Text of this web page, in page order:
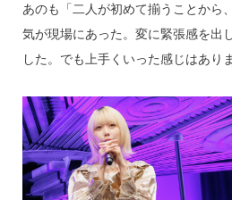
あのも「二人が初めて揃うことから
気が現場にあった。変に緊張感を出
した。でも上手くいった感じはあり